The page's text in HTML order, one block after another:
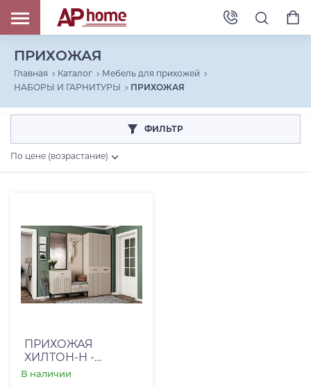
ПРИХОЖАЯ
Главная Каталог
Мебель для прихожей
НАБОРЫ И ГАРНИТУРЫ
ПРИХОЖАЯ
ФИЛЬТР
По цене (возрастание)
Россия (1)
Коллекция
ПРИХОЖАЯ
ХИЛТОН-H -
ХТ-021.05+112.05+304.02+912.01
В наличии